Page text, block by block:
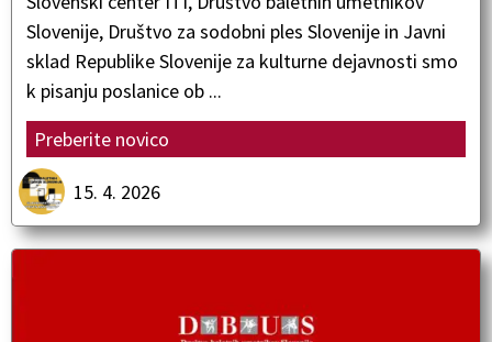
Slovenije, Društvo za sodobni ples Slovenije in Javni
sklad Republike Slovenije za kulturne dejavnosti smo
k pisanju poslanice ob ...
Preberite novico
15. 4. 2026